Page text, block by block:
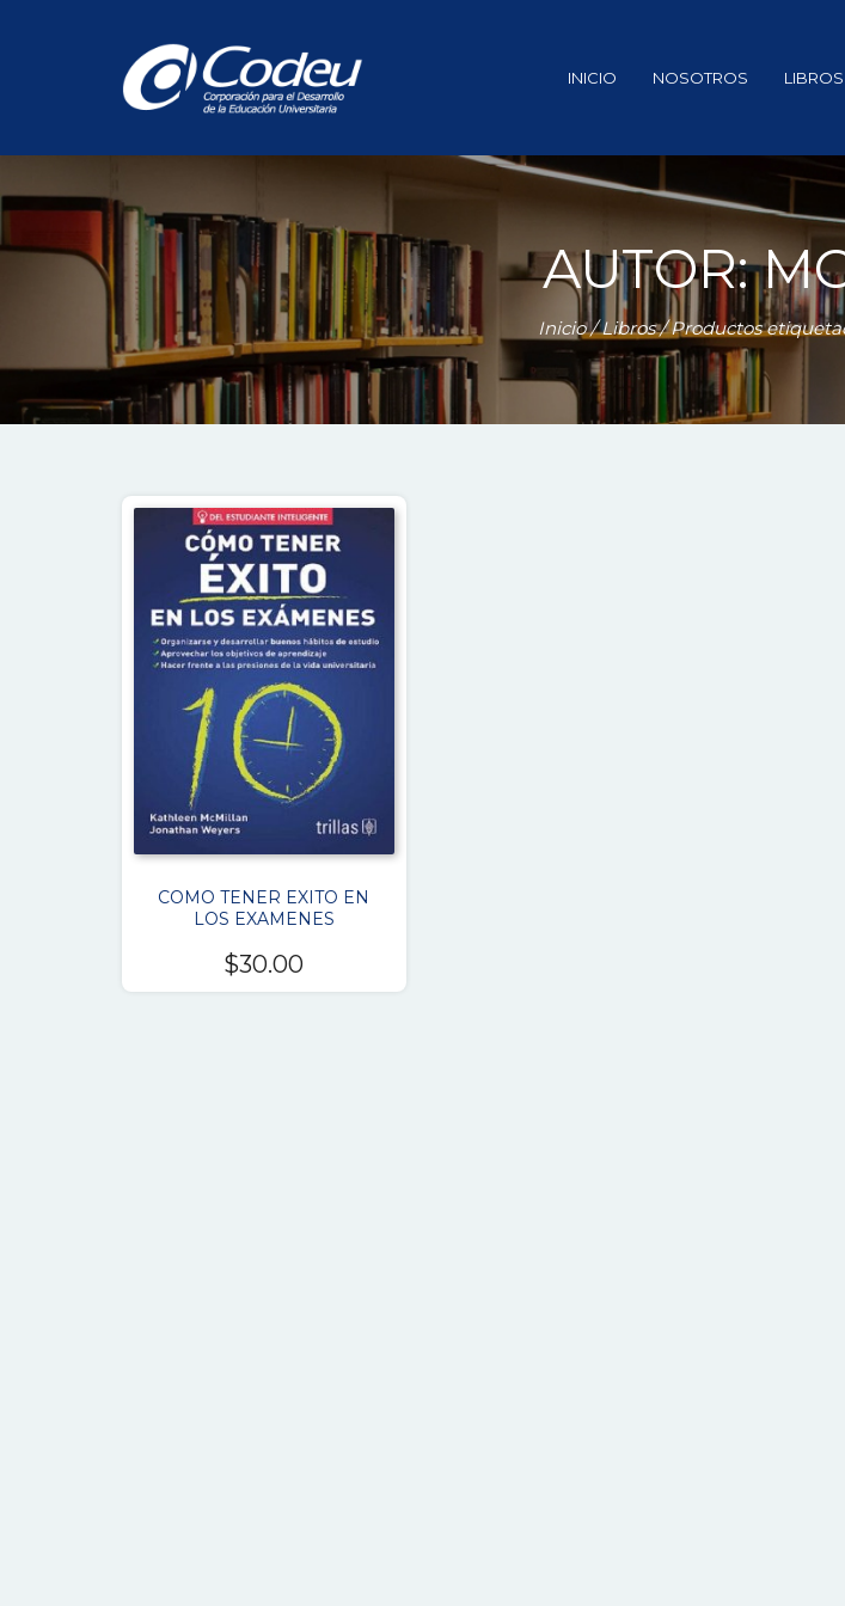
INICIO NOSOTROS LIBROS
AUTOR:
Inicio/Libros/ Productos
COMO TENER EXITO EN
LOS EXAMENES
$30.00